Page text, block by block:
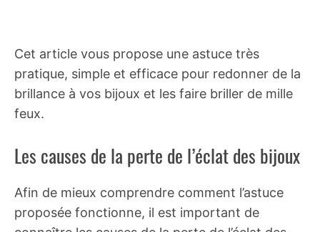
Cet article vous propose une astuce très
pratique, simple et efficace pour redonner de la
brillance à vos bijoux et les faire briller de mille
feux.
Les causes de la perte de l’éclat des bijoux
Afin de mieux comprendre comment l’astuce
proposée fonctionne, il est important de